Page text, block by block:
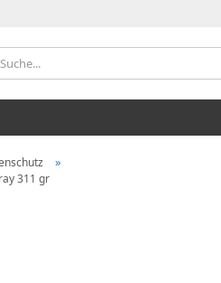
»
311 gr